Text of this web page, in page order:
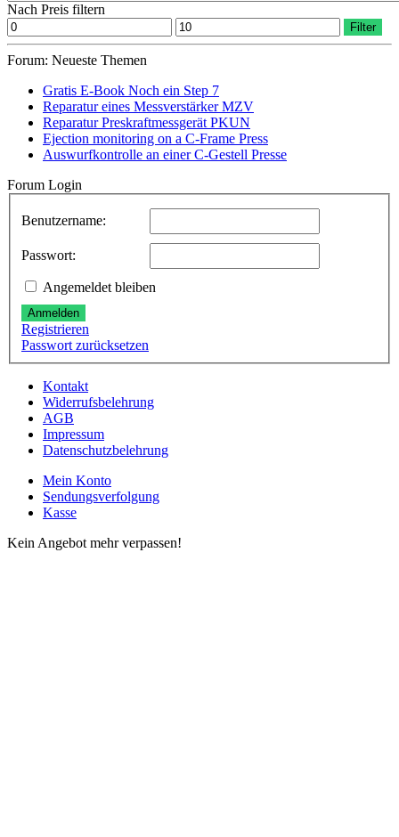
Nach Preis filtern
Min.
Preis
Max.
Preis
Filter
Forum: Neueste Themen
Gratis E-Book Noch ein Step 7
Reparatur eines Messverstärker MZV
Reparatur Preskraftmessgerät PKUN
Ejection monitoring on a C-Frame Press
Auswurfkontrolle an einer C-Gestell Presse
Forum Login
Benutzername:
Passwort:
Angemeldet bleiben
Anmelden
Registrieren
Passwort zurücksetzen
Kontakt
Widerrufsbelehrung
AGB
Impressum
Datenschutzbelehrung
Mein Konto
Sendungsverfolgung
Kasse
Kein Angebot mehr verpassen!